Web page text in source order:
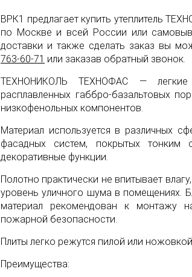
ВРК1 предлагает купить утеплитель
по Москве и всей России или
доставки и также сделать заказ вы
763-60-71 или заказав обратный звонок.
ТЕХНОНИКОЛЬ ТЕХНОФАС — легкие
расплавленных габбро-базальтовых
низкофенольных компонентов.
Материал используется в различных
фасадных систем, покрытых тонким
декоративные функции.
Полотно практически не впитывает
уровень уличного шума в помещениях.
материал рекомендован к монтажу
пожарной безопасности.
Плиты легко режутся пилой или
Преимущества: